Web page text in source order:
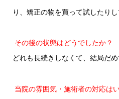
り、矯正の物を買って試したりし
その後の状態はどうでしたか？
どれも長続きしなくて、結局だめ
当院の雰囲気・施術者の対応は